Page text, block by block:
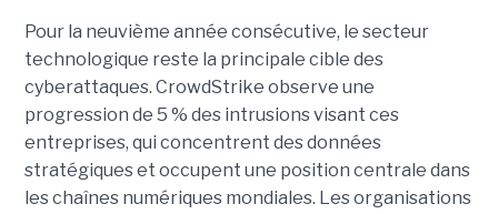
Pour la neuvième année consécutive, le secteur
technologique reste la principale cible des
cyberattaques. CrowdStrike observe une
progression de 5 % des intrusions visant ces
entreprises, qui concentrent des données
stratégiques et occupent une position centrale dans
les chaînes numériques mondiales. Les organisations